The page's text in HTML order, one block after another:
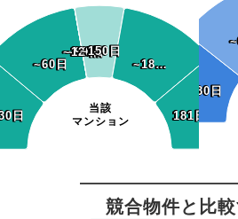
当該
マンション
日
日
~60日
~60日
~90日
~90日
~120日
~120日
~150日
~150日
~18…
~18…
181日~
181日~
~30日
~30日
競合物件と比